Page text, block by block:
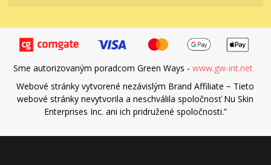
Sme autorizovaným poradcom Green Ways - www.gw-int.net
Webové stránky vytvorené nezávislým Brand Affiliate − Tieto
webové stránky nevytvorila a neschválila spoločnosť Nu Skin
Enterprises Inc. ani ich pridružené spoločnosti.”